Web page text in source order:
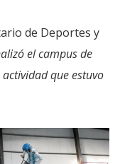
de Deportes y
el campus de
que estuvo